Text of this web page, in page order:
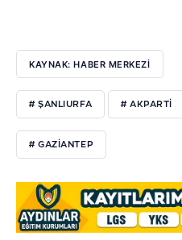
KAYNAK: HABER MERKEZİ
# ŞANLIURFA # AKPARTI
# GAZIANTEP